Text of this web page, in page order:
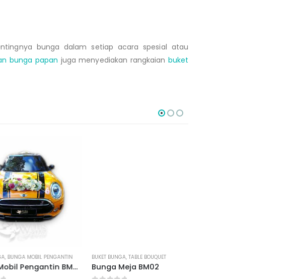
bunga dalam setiap acara spesial atau
bunga papan juga menyediakan rangkaian buket
MOBIL PENGANTIN
Bunga Mobil Pengantin BMP01
BUKET BUNGA,TABLE BOUQUET
Bunga Meja BM02